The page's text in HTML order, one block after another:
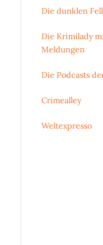
Die dunklen
Die Krimilady
Meldungen
Die Podcasts
Crimealley
Weltexpresso